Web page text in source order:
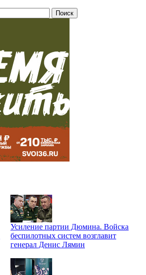
Усиление партии Дюмина. Войска
беспилотных систем возглавит
генерал Денис Лямин